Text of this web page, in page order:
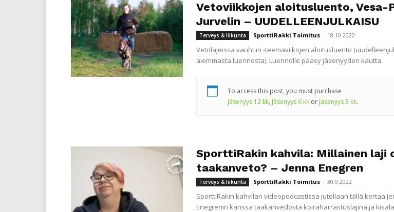
Vetoviikkojen aloitusluento, Vesa-
Jurvelin – UUDELLEENJULKAISU
Terveys & liikunta SporttiRakki Toimitus - 18.10.2022
Vetolajeissa vauhtiin -teemaviikojen aloitusluento
aiemmasta luennosta). Luennolle pääsy jäsenyyden kautta.
To access this post, you must purchase
Jäsenyys 12 kk, Jäsenyys 6 kk or Jäsenyys 3 kk.
SporttiRakin kahvila: Millainen laji
taakanveto? – Jenna Enegren
Terveys & liikunta SporttiRakki Toimitus - 30.9.2022
SporttiRakin kahvilan videopodcastissa jutellaan tällä kertaa
Enegrenin kanssa taakanvedosta koiraharrastuslajina ja